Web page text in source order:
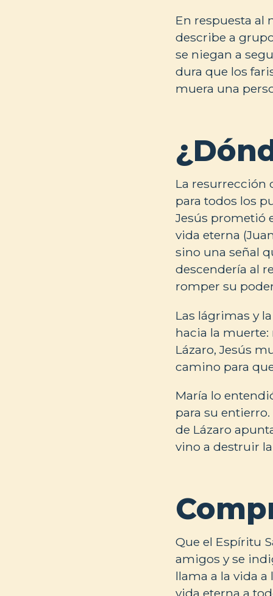
En respuesta al
describe a
se niegan a
dura que los
muera una
La resurrección
para todos los
Jesús prometió
vida eterna
sino una señal
descendería al
romper su
Las lágrimas y
hacia la muerte:
Lázaro, Jesús
camino para
María lo
para su
de Lázaro
vino a destruir
Que el Espíritu
amigos y se
llama a la vida
vida eterna a